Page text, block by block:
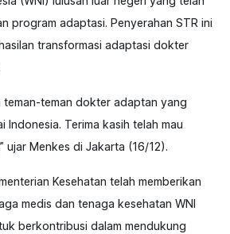
program adaptasi. Penyerahan STR ini
transformasi adaptasi dokter
teman-teman dokter adaptan yang
Indonesia. Terima kasih telah mau
ujar Menkes di Jakarta (16/12).
Kesehatan telah memberikan
medis dan tenaga kesehatan WNI
berkontribusi dalam mendukung